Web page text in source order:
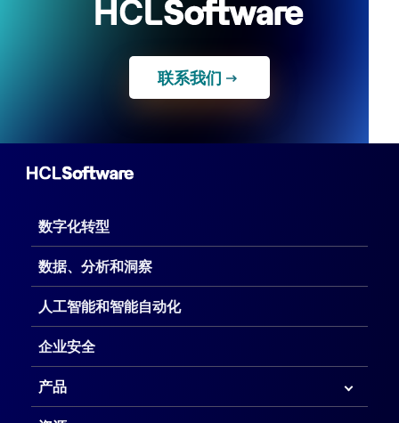
联系我们
数字化转型
数据、分析和洞察
人工智能和智能自动化
企业安全
产品